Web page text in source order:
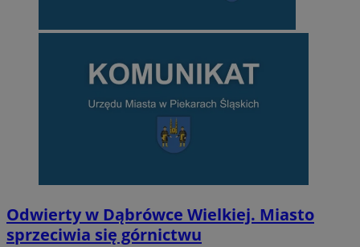
Odwierty w Dąbrówce Wielkiej. Miasto
sprzeciwia się górnictwu